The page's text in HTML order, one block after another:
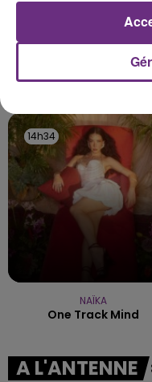
rémois. Le
TITRES
14h34
14h34
NAÏKA
One Track Mind
A L'ANTENNE